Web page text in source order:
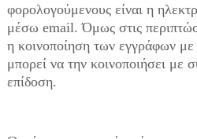
φορολογούμενους είναι η
μέσω email. Όμως στις
η κοινοποίηση των εγγράφων
μπορεί να την κοινοποιήσει με
επίδοση.